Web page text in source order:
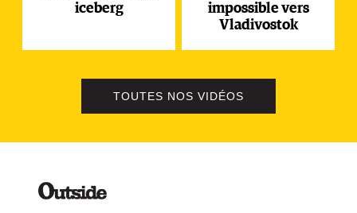
iceberg
impossible vers
Vladivostok
TOUTES NOS VIDÉOS